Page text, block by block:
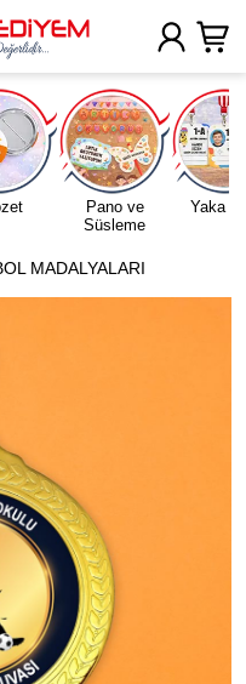
Pano ve
Süsleme
Yaka
MADALYALARI
Uygulamada Aç